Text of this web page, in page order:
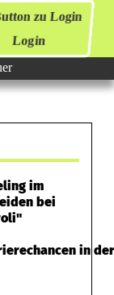
Login
im
bei